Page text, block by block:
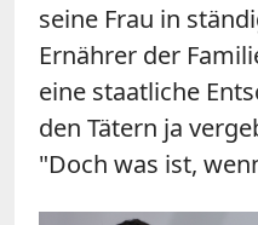
seine Frau in
Ernährer der
eine staatliche
den Tätern ja
"Doch was ist,